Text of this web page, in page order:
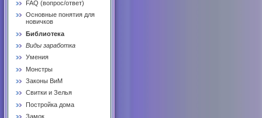
FAQ (вопрос/ответ)
Основные понятия для
новичков
Библиотека
Виды заработка
Умения
Монстры
Законы ВиМ
Свитки и Зелья
Постройка дома
Замок